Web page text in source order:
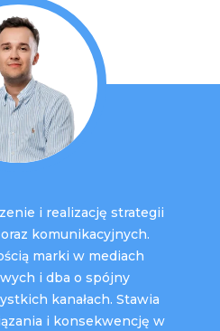
i realizację strategii
komunikacyjnych.
marki w mediach
i dba o spójny
kanałach. Stawia
i konsekwencję w